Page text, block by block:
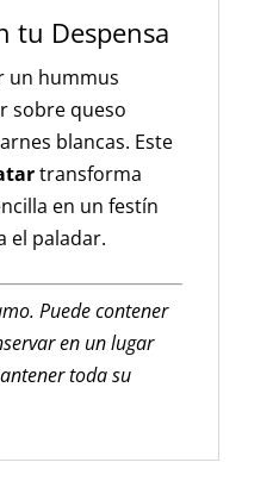
tu Despensa
un hummus
sobre queso
blancas. Este
transforma
en un festín
el paladar.
Puede contener
en un lugar
toda su